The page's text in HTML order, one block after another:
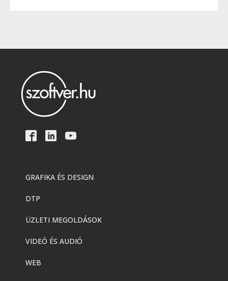
GRAFIKA ÉS DESIGN
DTP
ÜZLETI MEGOLDÁSOK
VIDEÓ ÉS AUDIÓ
WEB